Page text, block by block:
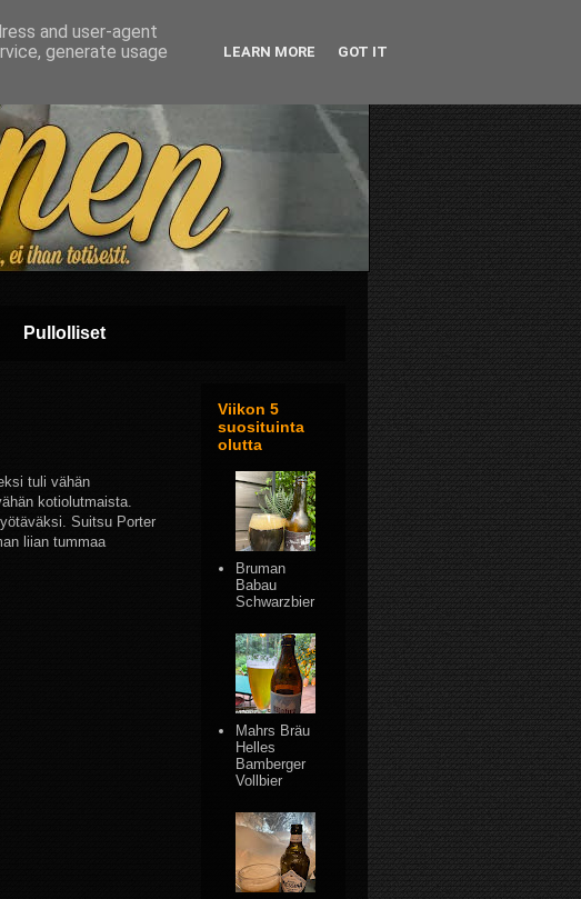
Pullolliset
tuli vähän
kotiolutmaista.
Suitsu Porter
liian tummaa
Viikon 5
suosituinta
olutta
Bruman
Babau
Schwarzbier
Mahrs Bräu
Helles
Bamberger
Vollbier
and user-agent
generate usage
LEARN MORE GOT IT